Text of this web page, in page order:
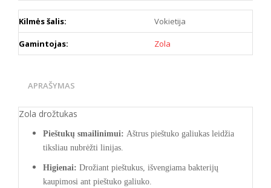
Kilmės šalis: Vokietija
Gamintojas: Zola
APRAŠYMAS
​Zola drožtukas
Pieštukų smailinimui: Aštrus pieštuko galiukas leidžia
tiksliau nubrėžti linijas.
Higienai: Drožiant pieštukus, išvengiama bakterijų
kaupimosi ant pieštuko galiuko.